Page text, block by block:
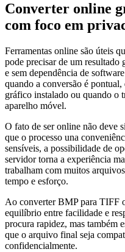
Converter online
com foco em
Ferramentas online são úteis
pode precisar de um resultado
e sem dependência de
quando a conversão é
gráfico instalado ou quando o
aparelho móvel.
O fato de ser online não deve
que o processo una
sensíveis, a possibilidade de
servidor torna a experiência
trabalham com muitos
tempo e esforço.
Ao converter BMP para TIFF
equilíbrio entre facilidade e
procura rapidez, mas também
que o arquivo final seja
confidencialmente.